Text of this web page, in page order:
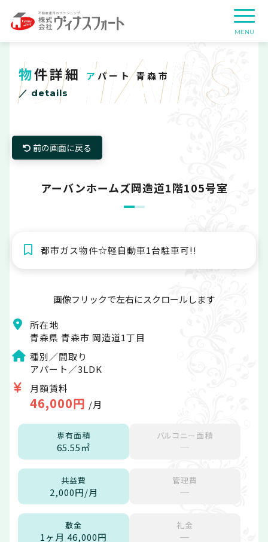
物件詳細 アパート 青森市
／ details
DETAILS
前の画面に戻る
アーバンホームズ岡造道1階105号室
都市ガス物件☆軽自動車1台駐車可!!
所在地
青森県 青森市 岡造道1丁目
種別／間取り
アパート／3LDK
月額賃料
46,000円 /月
専有面積
65.55㎡
バルコニー面積
─
共益費
2,000円/月
管理費
─
敷金
1ヶ月 46,000円
礼金
─
画像フリックで左右にスクロールします